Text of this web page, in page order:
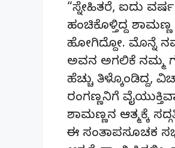
“ಸ್ನೇಹಿತರೆ, ಐದು
ಹಂಚಿಕೊಳ್ತಿದ್ದ
ಹೋಗಿದ್ದೋ. ಮೊನ್ನೆ
ಅವನ ಅಗಲಿಕೆ ನಮ್ಮ
ಹೆಚ್ಚು ತಿಳ್ಕೊಂಡಿದ್ದ,
ರಂಗಣ್ಣನಿಗೆ
ಶಾಮಣ್ಣನ ಆತ್ಮಕ್ಕೆ
ಈ ಸಂತಾಪಸೂಚಕ